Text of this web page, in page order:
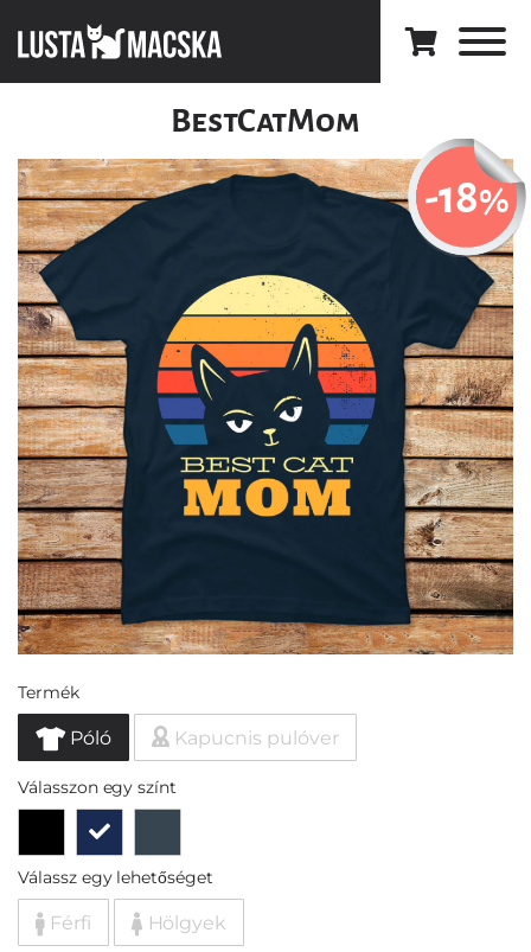
BestCatMom
-18%
Termék
Póló Kapucnis pulóver
Válasszon egy színt
Válassz egy lehetőséget
Férfi Hölgyek